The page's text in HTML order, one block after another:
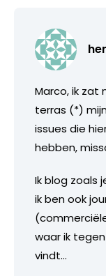
Marco, ik zat
terras (*)
issues die
hebben,
Ik blog zoals
ik ben ook
waar ik
vindt…